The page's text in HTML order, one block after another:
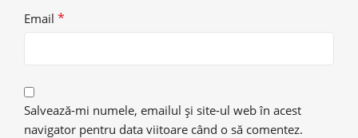
Email *
Salvează-mi numele, emailul și site-ul web în acest
navigator pentru data viitoare când o să comentez.